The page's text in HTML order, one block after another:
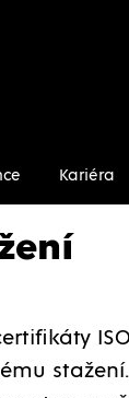
Kariéra
stažení.